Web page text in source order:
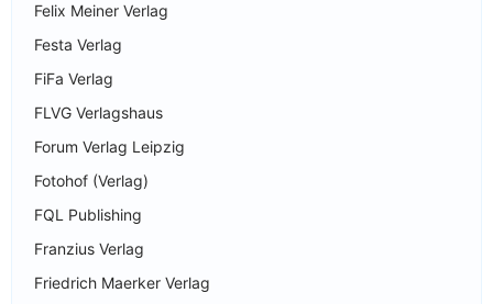
Felix Meiner Verlag
Festa Verlag
FiFa Verlag
FLVG Verlagshaus
Forum Verlag Leipzig
Fotohof (Verlag)
FQL Publishing
Franzius Verlag
Friedrich Maerker Verlag